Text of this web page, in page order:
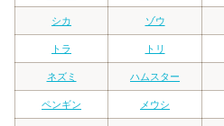
シカ ゾウ
トラ トリ
ネズミ ハムスター
ペンギン メウシ